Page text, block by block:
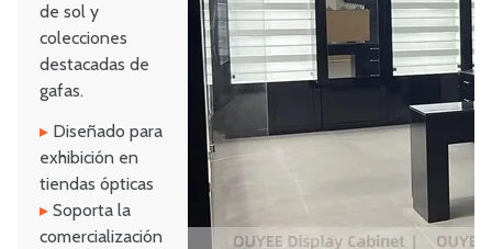
de sol y
colecciones
destacadas de
gafas.
▸ Diseñado para
exhibición en
tiendas ópticas
▸ Soporta la
comercialización